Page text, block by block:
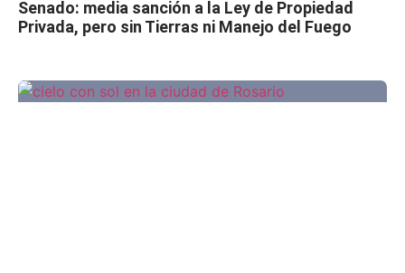
Senado: media sanción a la Ley de Propiedad
Privada, pero sin Tierras ni Manejo del Fuego